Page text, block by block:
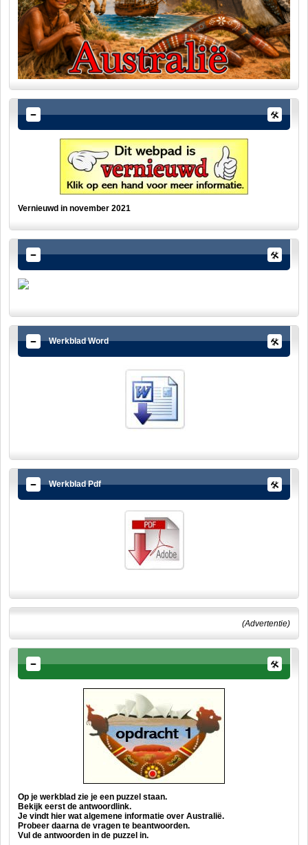
Vernieuwd in november 2021
Werkblad Word
Werkblad Pdf
(Advertentie)
Op je werkblad zie je een puzzel staan.
Bekijk eerst de antwoordlink.
Je vindt hier wat algemene informatie over Australië.
Probeer daarna de vragen te beantwoorden.
Vul de antwoorden in de puzzel in.